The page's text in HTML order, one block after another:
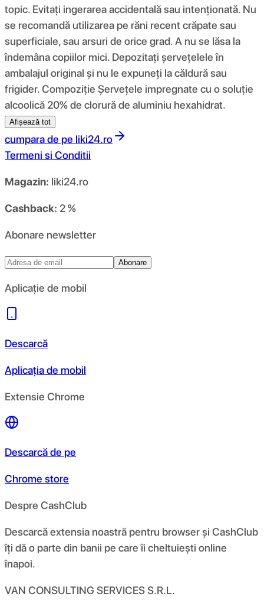
topic. Evitați ingerarea accidentală sau intenționată. Nu
se recomandă utilizarea pe răni recent crăpate sau
superficiale, sau arsuri de orice grad. A nu se lăsa la
îndemâna copiilor mici. Depozitați șervețelele în
ambalajul original și nu le expuneți la căldură sau
frigider. Compoziţie Șervețele impregnate cu o soluție
alcoolică 20% de clorură de aluminiu hexahidrat.
Afișează tot
cumpara de pe liki24.ro
Termeni si Conditii
Magazin: liki24.ro
Cashback: 2 %
Abonare newsletter
Abonare
Aplicație de mobil
Descarcă
Aplicația de mobil
Extensie Chrome
Descarcă de pe
Chrome store
Despre CashClub
Descarcă extensia noastră pentru browser și CashClub
îți dă o parte din banii pe care îi cheltuiești online
înapoi.
VAN CONSULTING SERVICES S.R.L.